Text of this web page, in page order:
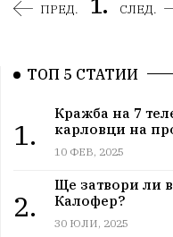
ПРЕД. СЛЕД.
ТОП 5 СТАТИИ
1.
Кражба на 7
карловци на
10 ФЕВ, 2025
2.
Ще затвори ли
Калофер?
30 ЮЛИ, 2025